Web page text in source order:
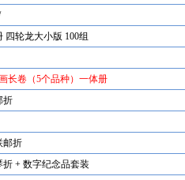
四轮龙大小版 100组
长卷（5个品种）一体册
折
邮折
+ 数字纪念品套装